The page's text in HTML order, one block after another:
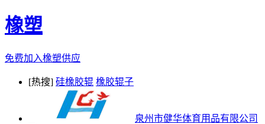
橡塑
免费加入橡塑供应
[热搜] 硅橡胶辊 橡胶辊子
泉州市健华体育用品有限公司